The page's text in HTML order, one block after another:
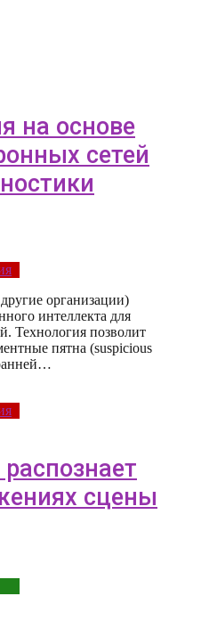
на основе
сетей
организации)
интеллекта для
Технология позволит
пятна (suspicious
сцены